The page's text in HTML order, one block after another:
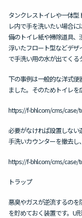
タンクレストイレや一体
レ内で手を洗いたい場合
備のトイレ紙や掃除道具、
浮いたフロート型などデザ
で手洗い用の水が出てくる
下の事例は一般的な洋式便
ました。そのためトイレを
https://f-bhl.com/cms/case/
必要がなければ設置しない
手洗いカウンターを撤去し
https://f-bhl.com/cms/case/
トラップ
悪臭やガスが逆流するのを
を貯めておく装置です。U